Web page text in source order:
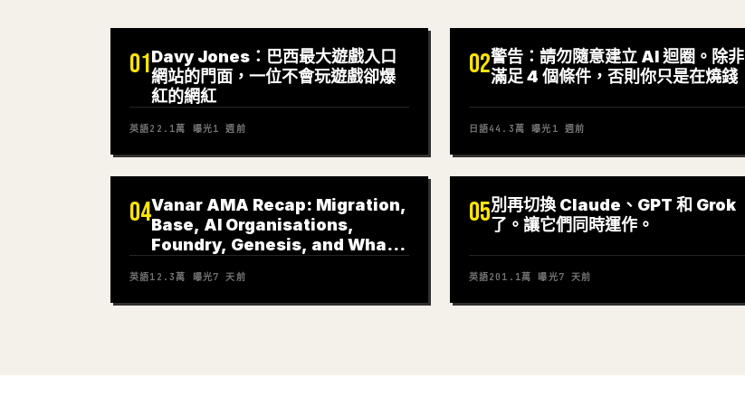
01Davy Jones：巴西最大遊戲入口
網站的門面，一位不會玩遊戲卻爆
紅的網紅
英語22.1萬 曝光1 週前
02警告：請勿隨意建立 AI 迴圈。除非
滿足 4 個條件，否則你只是在燒錢
日語44.3萬 曝光 1 週前
04Vanar AMA Recap: Migration,
Base, AI Organisations,
Foundry, Genesis, and What
英語12.3萬 曝光7 天前
05別再切換 Claude、GPT 和 Grok
了。讓它們同時運作。
英語201.1萬 曝光7 天前